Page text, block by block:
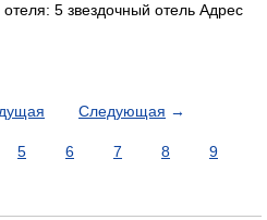
5 звездочный отель Адрес
Следующая →
5 6 7 8
9